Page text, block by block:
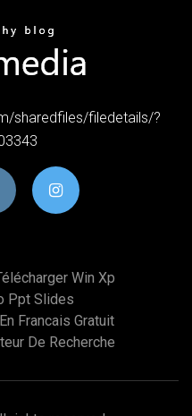
sharedfiles/filedetails/?
Win Xp
Ppt Slides
Francais Gratuit
De Recherche